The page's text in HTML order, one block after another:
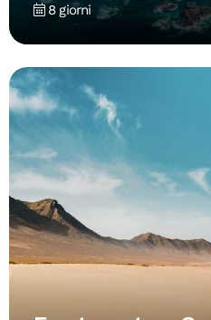
8 giorni